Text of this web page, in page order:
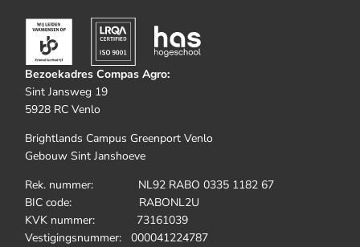
Bezoekadres Compas Agro:
Sint Jansweg 19
5928 RC Venlo
Brightlands Campus Greenport Venlo
Gebouw Sint Janshoeve
Rek. nummer: NL92 RABO 0335 1182 67
BIC code: RABONL2U
KVK nummer: 73161039
Vestigingsnummer: 000041224787